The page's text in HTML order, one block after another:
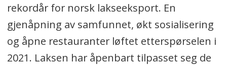
rekordår for norsk lakseeksport. En
gjenåpning av samfunnet, økt sosialisering
og åpne restauranter løftet etterspørselen i
2021. Laksen har åpenbart tilpasset seg de